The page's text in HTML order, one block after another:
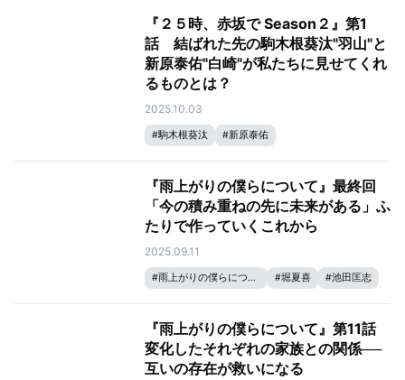
『２５時、赤坂で Season２』第1
話 結ばれた先の駒木根葵汰"羽山"と
新原泰佑"白崎"が私たちに見せてくれ
るものとは？
2025.10.03
#駒木根葵汰 #新原泰佑
『雨上がりの僕らについて』最終回
「今の積み重ねの先に未来がある」ふ
たりで作っていくこれから
2025.09.11
#雨上がりの僕らについて #堀夏喜 #池田匡志
『雨上がりの僕らについて』第11話
変化したそれぞれの家族との関係──
互いの存在が救いになる